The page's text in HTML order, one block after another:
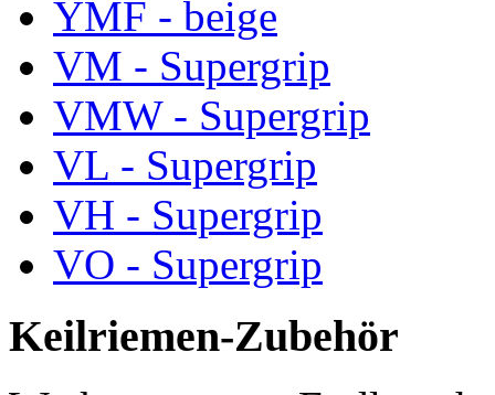
YMF - beige
VM - Supergrip
VMW - Supergrip
VL - Supergrip
VH - Supergrip
VO - Supergrip
Keilriemen-Zubehör